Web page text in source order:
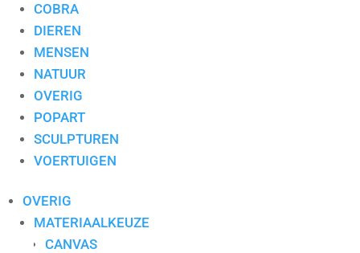
COBRA
DIEREN
MENSEN
NATUUR
OVERIG
POPART
SCULPTUREN
VOERTUIGEN
OVERIG
MATERIAALKEUZE
CANVAS
Toevoegen aan mijn lijst / Offerte aanvragen
Aanvullende informatie
Aanvullende informatie
Stijl
Abstract
KunstenaarE. Zandstra
Thema
Abstract
Formaat
50×70
Ingelijst
Ja